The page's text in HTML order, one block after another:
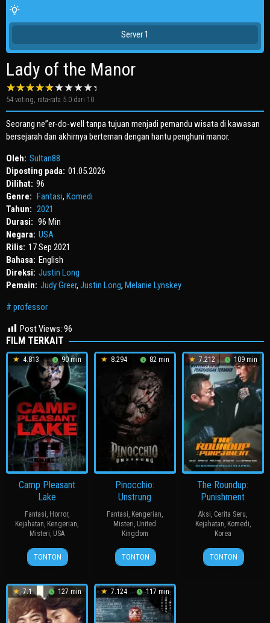
Server 1
Lady of the Manor
54 voting, rata-rata 5.0 dari 10
Seorang ne”er-do-well tanpa tujuan menjadi pemandu wisata di kawasan
bersejarah dan akhirnya berteman dengan hantu penghuni manor.
Oleh: Sultan88
Diposting pada: 01.05.2026
Dilihat: 96
Genre:
Fantasi, Komedi
Tahun: 2021
Durasi: 96 Min
Negara: USA
Rilis: 17 Sep 2021
Bahasa: English
Direksi: Justin Long
Pemain: Judy Greer, Justin Long, Melanie Lynskey
professor
Post Views: 96
FILM TERKAIT
4.813 90 min
Camp Pleasant
Lake
Fantasi, Horror,
Kejahatan, Kengerian,
Misteri, USA
27
Feb
Thomas
Walton
TONTON
8.294 82 min
Pinocchio:
Unstrung
Fantasi, Kengerian,
Misteri, United
Kingdom
22
Jul
Rhys
Frake-
TONTON
7.212 109 min
The Roundup:
Punishment
Aksi, Cerita Seru,
Kejahatan, Komedi,
Korea
24
Apr
허
명
TONTON
7.1 127 min 7.124 117 min